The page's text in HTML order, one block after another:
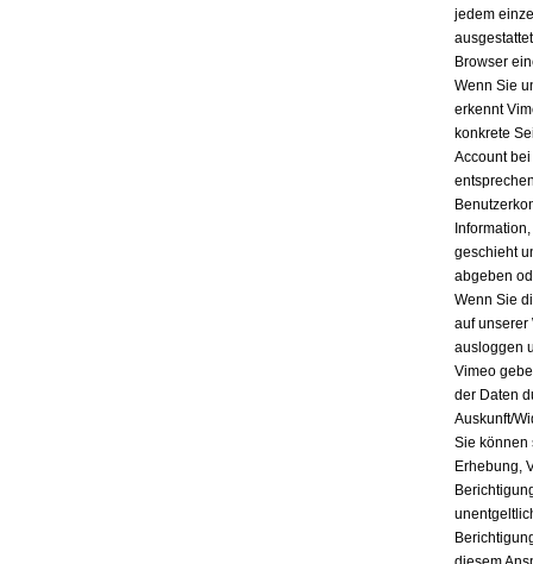
jedem
Browser
Wenn Sie
erkennt
konkrete
Account
geschieht
abgeben
Wenn Sie
auf unserer
ausloggen
Vimeo
der Daten
Auskunft/
Sie können
Erhebung,